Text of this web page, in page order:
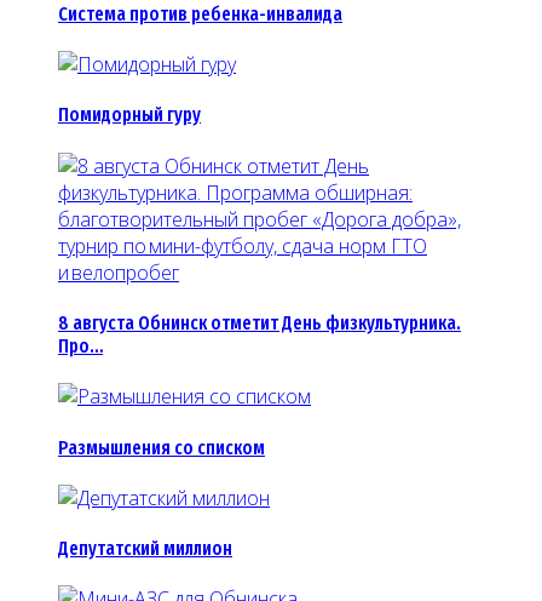
Система против ребенка-инвалида
Помидорный гуру
8 августа Обнинск отметит День физкультурника.
Про…
Размышления со списком
Депутатский миллион